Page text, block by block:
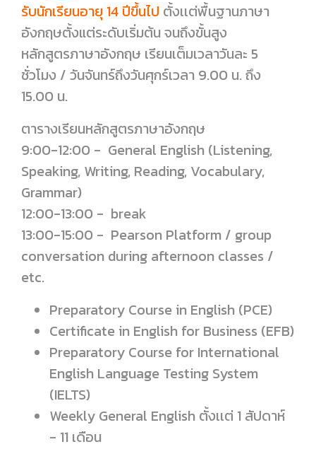
รับนักเรียนอายุ 14 ปีขึ้นไป ตั้งเเต่พื้นฐานภาษา
อังกฤษตั้งแต่ระดับเริ่มต้น จนถึงขั้นสูง
หลักสูตรภาษาอังกฤษ เรียนเต็มเวลาวันละ 5
ชั่วโมง / วันจันทร์ถึงวันศุกร์เวลา 9.00 น. ถึง
15.00 น.
ตารางเรียนหลักสูตรภาษาอังกฤษ
9:00-12:00 - General English (Listening,
Speaking, Writing, Reading, Vocabulary,
Grammar)
12:00-13:00 - break
13:00-15:00 - Pearson Platform / group
conversation during afternoon classes /
etc.
Preparatory Course in English (PCE)
Certificate in English for Business (EFB)
Preparatory Course for International
English Language Testing System
(IELTS)
Weekly General English ตั้งเเต่ 1 สัปดาห์
- 11 เดือน